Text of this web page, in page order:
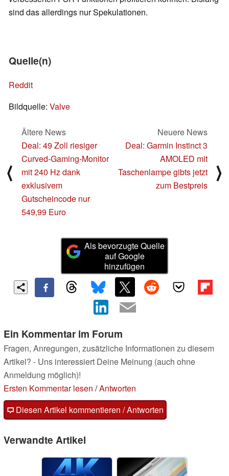
sind das allerdings nur Spekulationen.
Quelle(n)
Reddit
Bildquelle: Valve
⟨
Ältere News
Deal: 49 Zoll riesiger
Curved-Gaming-Monitor
mit 240 Hz dank
exklusivem
Gutscheincode nur
549,99 Euro
Neuere News
Deal: Garmin Instinct 3
AMOLED mit
Taschenlampe gibts jetzt
zum Bestpreis
⟩
Als bevorzugte Quelle
auf Google
hinzufügen
Ein Kommentar im Forum
Fragen, Anregungen, zusätzliche Informationen zu diesem
Artikel? - Uns interessiert Deine Meinung (auch ohne
Anmeldung möglich)!
Ersten Kommentar lesen /Antworten
Diesen Artikel kommentieren / Antworten
Verwandte Artikel